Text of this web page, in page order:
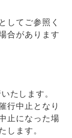
してご参照く
合があります
たします。
行中止となり
止になった場
します。